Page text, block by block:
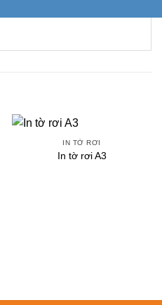
IN TỜ RƠI
In tờ rơi A3